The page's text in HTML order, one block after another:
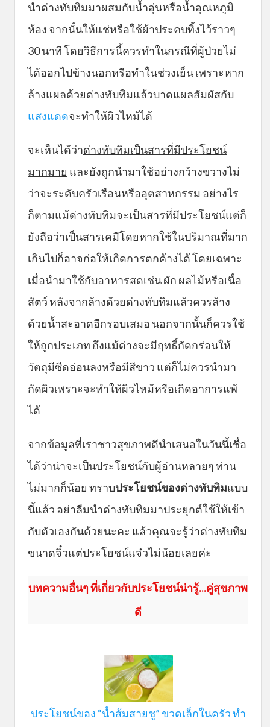
นำด่างทับทิมมาผสมกับน้ำอุ่นหรือน้ำอุณหภูมิ
ห้อง จากนั้นให้แช่หรือใช้ผ้าประคบทิ้งไว้ราวๆ
30 นาที โดยวิธีการนี้ควรทำในกรณีที่ผู้ป่วยไม่
ได้ออกไปข้างนอกหรือทำในช่วงเย็น เพราะหาก
ล้างแผลด้วยด่างทับทิมแล้วบาดแผลสัมผัสกับ
แสงแดดจะทำให้ผิวไหม้ได้
จะเห็นได้ว่าด่างทับทิมเป็นสารที่มีประโยชน์
มากมาย และยังถูกนำมาใช้อย่างกว้างขวางไม่
ว่าจะระดับครัวเรือนหรืออุตสาหกรรม อย่างไร
ก็ตามแม้ด่างทับทิมจะเป็นสารที่มีประโยชน์แต่ก็
ยังถือว่าเป็นสารเคมีโดยหากใช้ในปริมาณที่มาก
เกินไปก็อาจก่อให้เกิดการตกค้างได้ โดยเฉพาะ
เมื่อนำมาใช้กับอาหารสดเช่น ผัก ผลไม้หรือเนื้อ
สัตว์ หลังจากล้างด้วยด่างทับทิมแล้วควรล้าง
ด้วยน้ำสะอาดอีกรอบเสมอ นอกจากนั้นก็ควรใช้
ให้ถูกประเภท ถึงแม้ด่างจะมีฤทธิ์กัดกร่อนให้
วัตถุมีซีดอ่อนลงหรือมีสีขาว แต่ก็ไม่ควรนำมา
กัดผิวเพราะจะทำให้ผิวไหม้หรือเกิดอาการแพ้
ได้
จากข้อมูลที่เราชาวสุขภาพดีนำเสนอในวันนี้เชื่อ
ได้ว่าน่าจะเป็นประโยชน์กับผู้อ่านหลายๆ ท่าน
ไม่มากก็น้อย ทราบประโยชน์ของด่างทับทิมแบบ
นี้แล้ว อย่าลืมนำด่างทับทิมมาประยุกต์ใช้ให้เข้า
กับตัวเองกันด้วยนะคะ แล้วคุณจะรู้ว่าด่างทับทิม
ขนาดจิ๋วแต่ประโยชน์แจ๋วไม่น้อยเลยค่ะ
บทความอื่นๆ ที่เกี่ยวกับประโยชน์น่ารู้...คู่สุขภาพ
ดี
ประโยชน์ของ “น้ำส้มสายชู” ขวดเล็กในครัว ทำ